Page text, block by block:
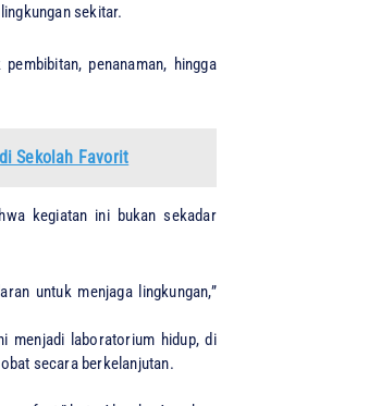
sekitar.
penanaman, hingga
Sekolah Favorit
kegiatan ini bukan sekadar
untuk menjaga lingkungan,”
menjadi laboratorium hidup, di
secara berkelanjutan.